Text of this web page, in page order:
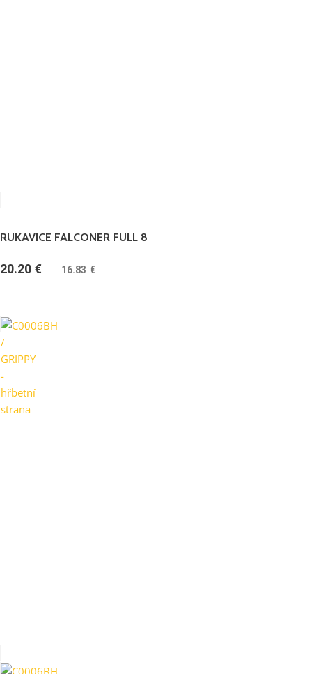
RUKAVICE FALCONER FULL 8
20.20 € 16.83 €